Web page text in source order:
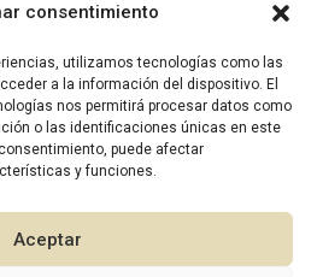
consentimiento
utilizamos tecnologías como las
a la información del dispositivo. El
nos permitirá procesar datos como
o las identificaciones únicas en este
puede afectar
y funciones.
Aceptar
interés
DE